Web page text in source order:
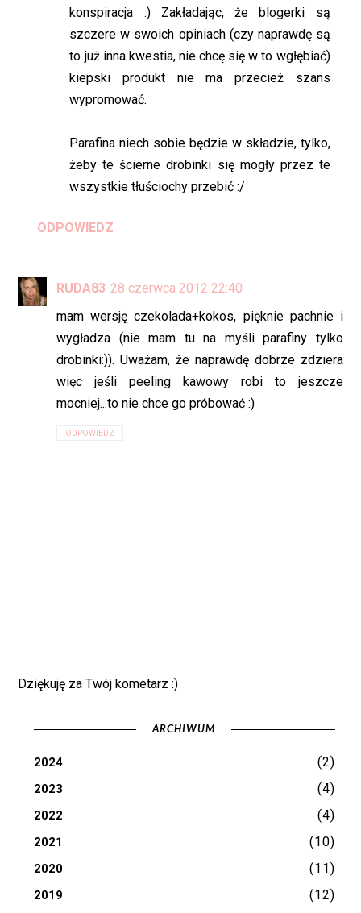
konspiracja :) Zakładając, że blogerki są
szczere w swoich opiniach (czy naprawdę są
to już inna kwestia, nie chcę się w to wgłębiać)
kiepski produkt nie ma przecież szans
wypromować.
Parafina niech sobie będzie w składzie, tylko,
żeby te ścierne drobinki się mogły przez te
wszystkie tłuściochy przebić :/
ODPOWIEDZ
RUDA83 28 czerwca 2012 22:40
mam wersję czekolada+kokos, pięknie pachnie i
wygładza (nie mam tu na myśli parafiny tylko
drobinki:)). Uważam, że naprawdę dobrze zdziera
więc jeśli peeling kawowy robi to jeszcze
mocniej...to nie chce go próbować :)
ODPOWIEDZ
Dziękuję za Twój kometarz :)
ARCHIWUM
2024 (2)
2023 (4)
2022 (4)
2021 (10)
2020 (11)
2019 (12)